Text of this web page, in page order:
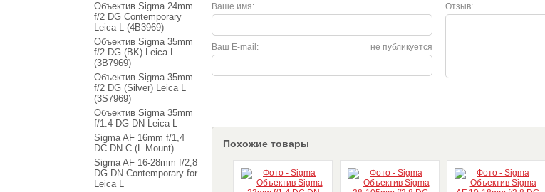
Ваше имя: Отзыв:
не публикуется
Ваш E-mail:
Похожие товары
Объектив Sigma 24mm
f/2 DG Contemporary
Leica L (4B3969)
Объектив Sigma 35mm
f/2 DG (BK) Leica L
(3B7969)
Объектив Sigma 35mm
f/2 DG (Silver) Leica L
(3S7969)
Объектив Sigma 35mm
f/1.4 DG DN Leica L
Sigma AF 16mm f/1,4
DC DN C (L Mount)
Sigma AF 16-28mm f/2,8
DG DN Contemporary for
Leica L